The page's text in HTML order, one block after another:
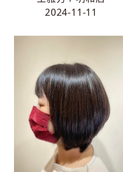
王雅芳 / 明和店